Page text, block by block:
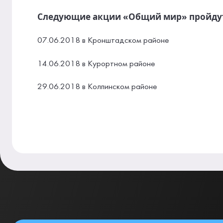
Следующие акции «Общий мир»
07.06.2018 в Кронштадском районе
14.06.2018 в Курортном районе
29.06.2018 в Колпинском районе